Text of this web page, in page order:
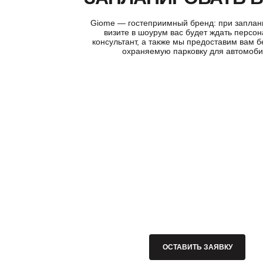
Giome — гостеприимный бренд: при
визите в шоурум вас будет ждать
консультант, а также мы предоставим вам
охраняемую парковку для
ОСТАВИТЬ ЗАЯВКУ